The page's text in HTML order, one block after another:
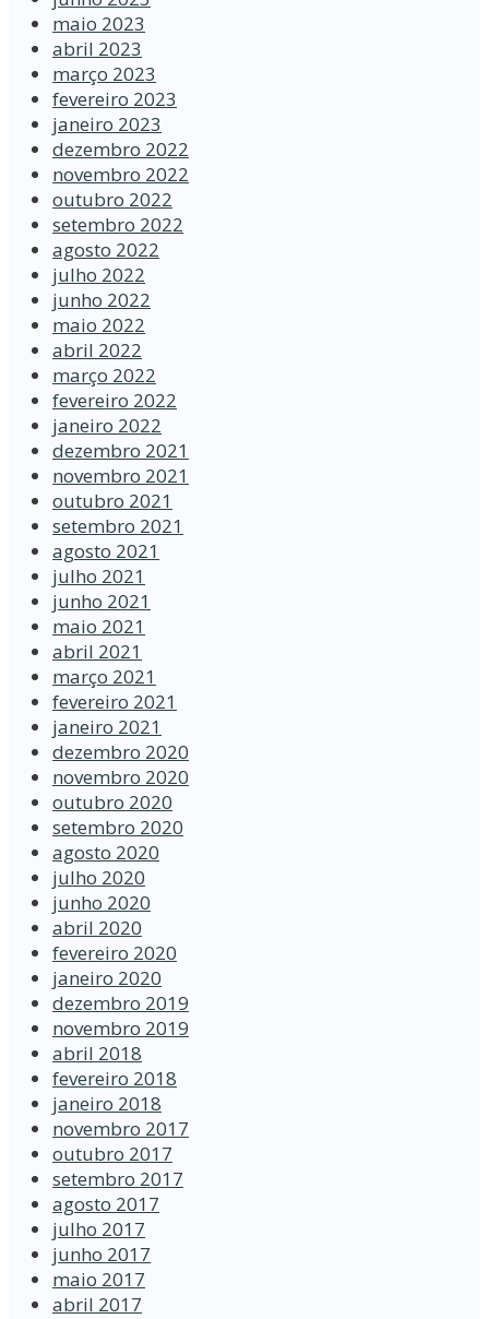
maio 2023
abril 2023
março 2023
fevereiro 2023
janeiro 2023
dezembro 2022
novembro 2022
outubro 2022
setembro 2022
agosto 2022
julho 2022
junho 2022
maio 2022
abril 2022
março 2022
fevereiro 2022
janeiro 2022
dezembro 2021
novembro 2021
outubro 2021
setembro 2021
agosto 2021
julho 2021
junho 2021
maio 2021
abril 2021
março 2021
fevereiro 2021
janeiro 2021
dezembro 2020
novembro 2020
outubro 2020
setembro 2020
agosto 2020
julho 2020
junho 2020
abril 2020
fevereiro 2020
janeiro 2020
dezembro 2019
novembro 2019
abril 2018
fevereiro 2018
janeiro 2018
novembro 2017
outubro 2017
setembro 2017
agosto 2017
julho 2017
junho 2017
maio 2017
abril 2017